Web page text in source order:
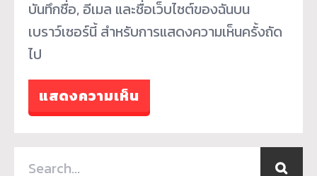
บันทึกชื่อ, อีเมล และชื่อเว็บไซต์ของฉันบน
เบราว์เซอร์นี้ สำหรับการแสดงความเห็นครั้งถัด
ไป